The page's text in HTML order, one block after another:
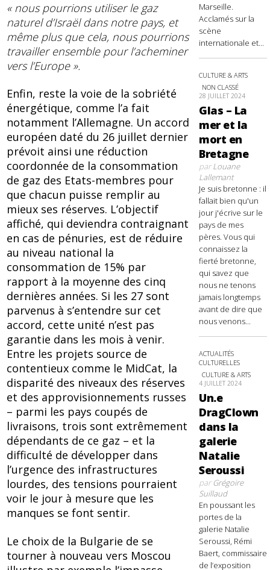
« nous pourrions utiliser le gaz
naturel d’Israël dans notre pays, et
même plus que cela, nous pourrions
travailler ensemble pour l’acheminer
vers l’Europe ».
Enfin, reste la voie de la sobriété
énergétique, comme l’a fait
notamment l’Allemagne. Un accord
européen daté du 26 juillet dernier
prévoit ainsi une réduction
coordonnée de la consommation
de gaz des Etats-membres pour
que chacun puisse remplir au
mieux ses réserves. L’objectif
affiché, qui deviendra contraignant
en cas de pénuries, est de réduire
au niveau national la
consommation de 15% par
rapport à la moyenne des cinq
dernières années. Si les 27 sont
parvenus à s’entendre sur cet
accord, cette unité n’est pas
garantie dans les mois à venir.
Entre les projets source de
contentieux comme le MidCat, la
disparité des niveaux des réserves
et des approvisionnements russes
– parmi les pays coupés de
livraisons, trois sont extrêmement
dépendants de ce gaz – et la
difficulté de développer dans
l’urgence des infrastructures
lourdes, des tensions pourraient
voir le jour à mesure que les
manques se font sentir.
Le choix de la Bulgarie de se
tourner à nouveau vers Moscou
Marseille.
Acclamés sur la
scène
internationale et...
CULTURE & ARTS
NON CLASSÉ
28 JUILLET 2024
Glas – La
mer et la
mort en
Bretagne
parLouane
Lallemant
Je suis bretonne : il
fallait bien qu'un
jour j'écrive sur le
pays de mes
pères. Vous qui
connaissez la
fierté bretonne,
qui savez que
nous ne tenons
jamais longtemps
avant de dire que
nous venons...
ACTUALITÉS
CULTURELLES
CULTURE & ARTS
4 JUILLET 2024
Un.e
DragClown
dans la
galerie
Natalie
Seroussi
parGrégoire
Suillaud
En poussant les
portes de la
galerie Natalie
Seroussi, Rémi
Baert, commissaire
de l’exposition